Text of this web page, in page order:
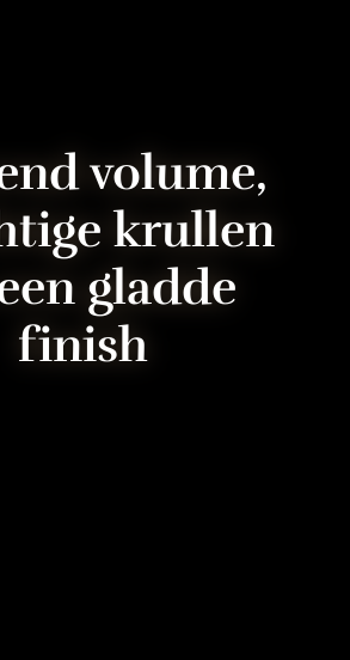
volume,
krullen
gladde
finish